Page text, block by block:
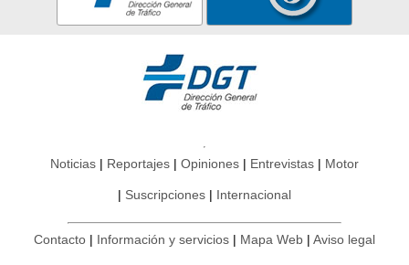
Noticias Reportajes Opiniones Entrevistas Motor
Suscripciones Internacional
Contacto Información y servicios Mapa Web Aviso legal